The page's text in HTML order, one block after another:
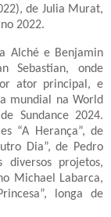
de Julia Murat,
2022.
Alché e Benjamin
Sebastian, onde
ator principal, e
mundial na World
Sundance 2024.
“A Herança”, de
Dia”, de Pedro
diversos projetos,
Michael Labarca,
longa de